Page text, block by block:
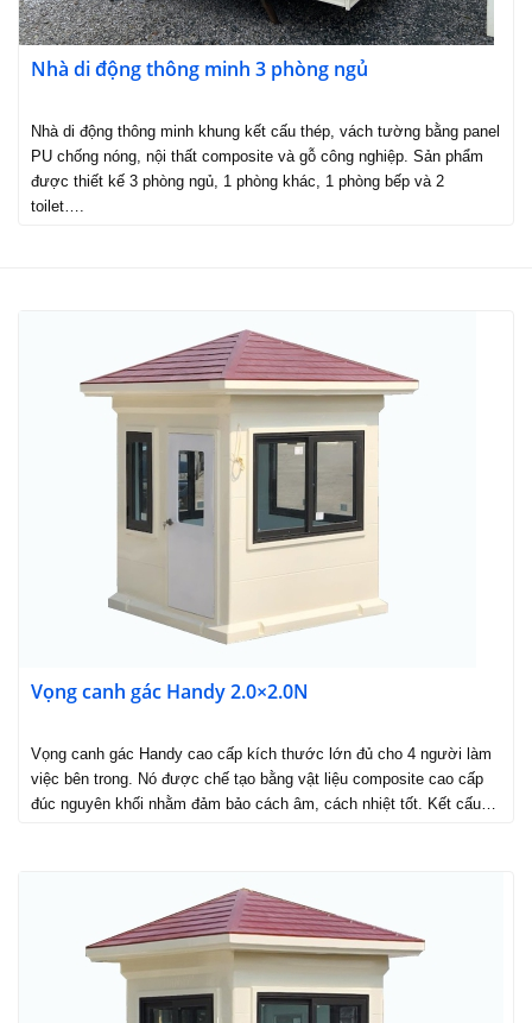
Nhà di động thông minh 3 phòng ngủ
Nhà di động thông minh khung kết cấu thép, vách tường bằng panel
PU chống nóng, nội thất composite và gỗ công nghiệp. Sản phẩm
được thiết kế 3 phòng ngủ, 1 phòng khác, 1 phòng bếp và 2
toilet….
Vọng canh gác Handy 2.0×2.0N
Vọng canh gác Handy cao cấp kích thước lớn đủ cho 4 người làm
việc bên trong. Nó được chế tạo bằng vật liệu composite cao cấp
đúc nguyên khối nhằm đảm bảo cách âm, cách nhiệt tốt. Kết cấu…